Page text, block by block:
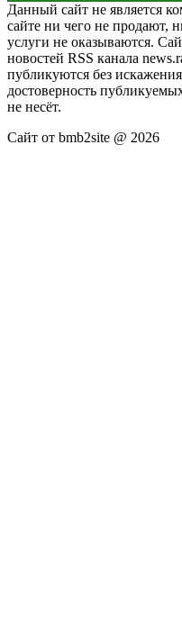
Данный сайт не является
сайте ни чего не продают,
услуги не оказываются.
новостей RSS канала
публикуются без
достоверность
не несёт.
Сайт от bmb2site @ 2026